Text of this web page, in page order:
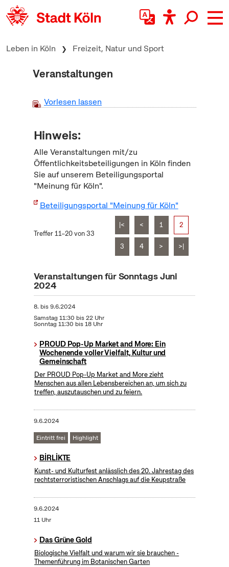
zum Inhalt springen
Leben in Köln Freizeit, Natur und Sport
Veranstaltungen
Vorlesen lassen
Hinweis:
Alle Veranstaltungen mit/zu
Öffentlichkeitsbeteiligungen in Köln finden
Sie auf unserem Beteiligungsportal
"Meinung für Köln".
Beteiligungsportal "Meinung für Köln"
Treffer 11–20 von 33
|< < 1 2
3 4 > >|
Veranstaltungen für Sonntags Juni
2024
8. bis9.6.2024
Samstag 11:30 bis 22 Uhr
Sonntag 11:30 bis 18 Uhr
PROUD Pop-Up Market and More: Ein
Wochenende voller Vielfalt, Kultur und
Gemeinschaft
Der PROUD Pop-Up Market and More zieht
Menschen aus allen Lebensbereichen an, um sich zu
treffen, auszutauschen und zu feiern.
9.6.2024
Eintritt frei Highlight
BİRLİKTE
Kunst- und Kulturfest anlässlich des 20. Jahrestag des
rechtsterroristischen Anschlags auf die Keupstraße
9.6.2024
11 Uhr
Das Grüne Gold
Biologische Vielfalt und warum wir sie brauchen -
Themenführung im Botanischen Garten